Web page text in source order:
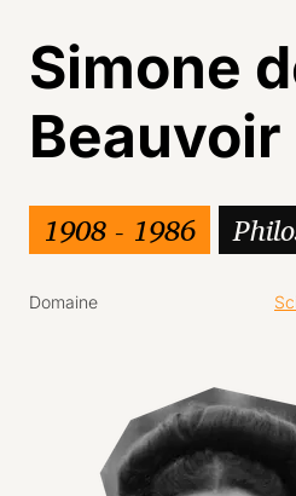
Simone
Beauvoir
1908 - 1986
Domaine
Agrandir l'image